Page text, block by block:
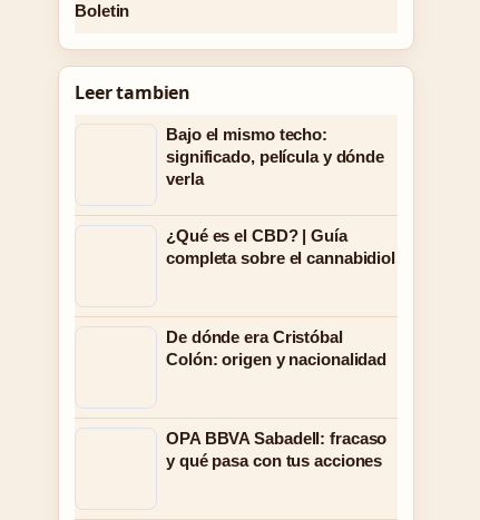
Boletin
Leer tambien
Bajo el mismo techo:
significado, película y dónde
verla
¿Qué es el CBD? | Guía
completa sobre el cannabidiol
De dónde era Cristóbal
Colón: origen y nacionalidad
OPA BBVA Sabadell: fracaso
y qué pasa con tus acciones